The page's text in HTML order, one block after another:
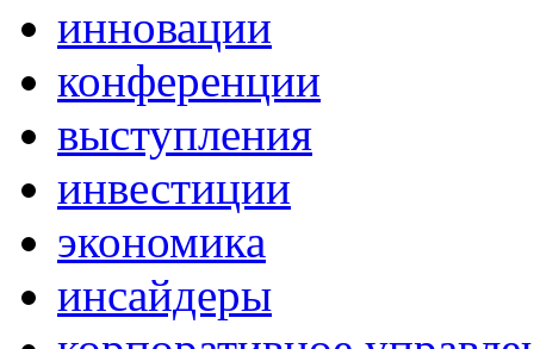
инновации
конференции
выступления
инвестиции
экономика
инсайдеры